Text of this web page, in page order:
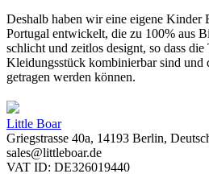
Deshalb haben wir eine eigene
Portugal entwickelt, die zu 100% aus
schlicht und zeitlos designt, so dass
Kleidungsstück kombinierbar sind und
getragen werden können.
Little Boar
Griegstrasse 40a, 14193 Berlin,
sales@littleboar.de
VAT ID: DE326019440